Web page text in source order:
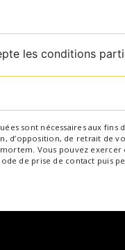
les conditions
sont nécessaires aux fins
d’opposition, de retrait
mortem. Vous pouvez
de prise de contact puis